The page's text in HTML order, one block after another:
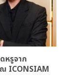
หรูจาก
ICONSIAM